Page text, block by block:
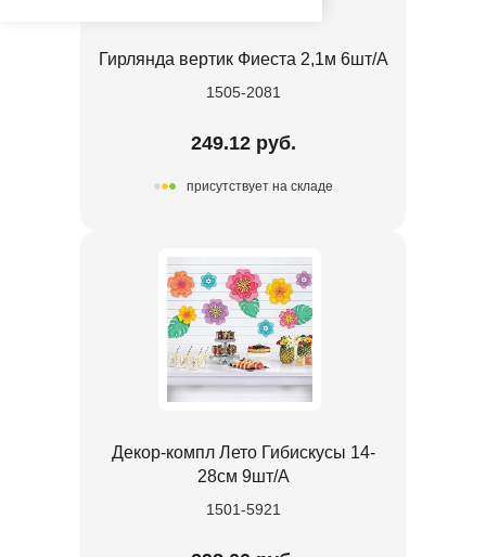
Гирлянда вертик Фиеста 2,1м 6шт/А
1505-2081
249.12 руб.
присутствует на складе
Декор-компл Лето Гибискусы 14-
28см 9шт/А
1501-5921